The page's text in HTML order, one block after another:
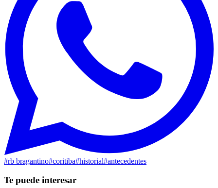
#rb bragantino#coritiba#historial#antecedentes
Te puede interesar